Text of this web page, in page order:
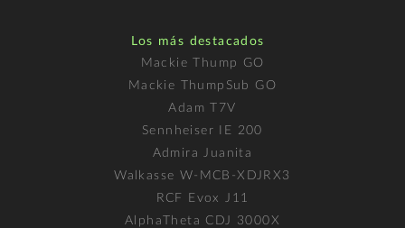
Los más destacados
Mackie Thump GO
Mackie ThumpSub GO
Adam T7V
Sennheiser IE 200
Admira Juanita
Walkasse W-MCB-XDJRX3
RCF Evox J11
AlphaTheta CDJ 3000X